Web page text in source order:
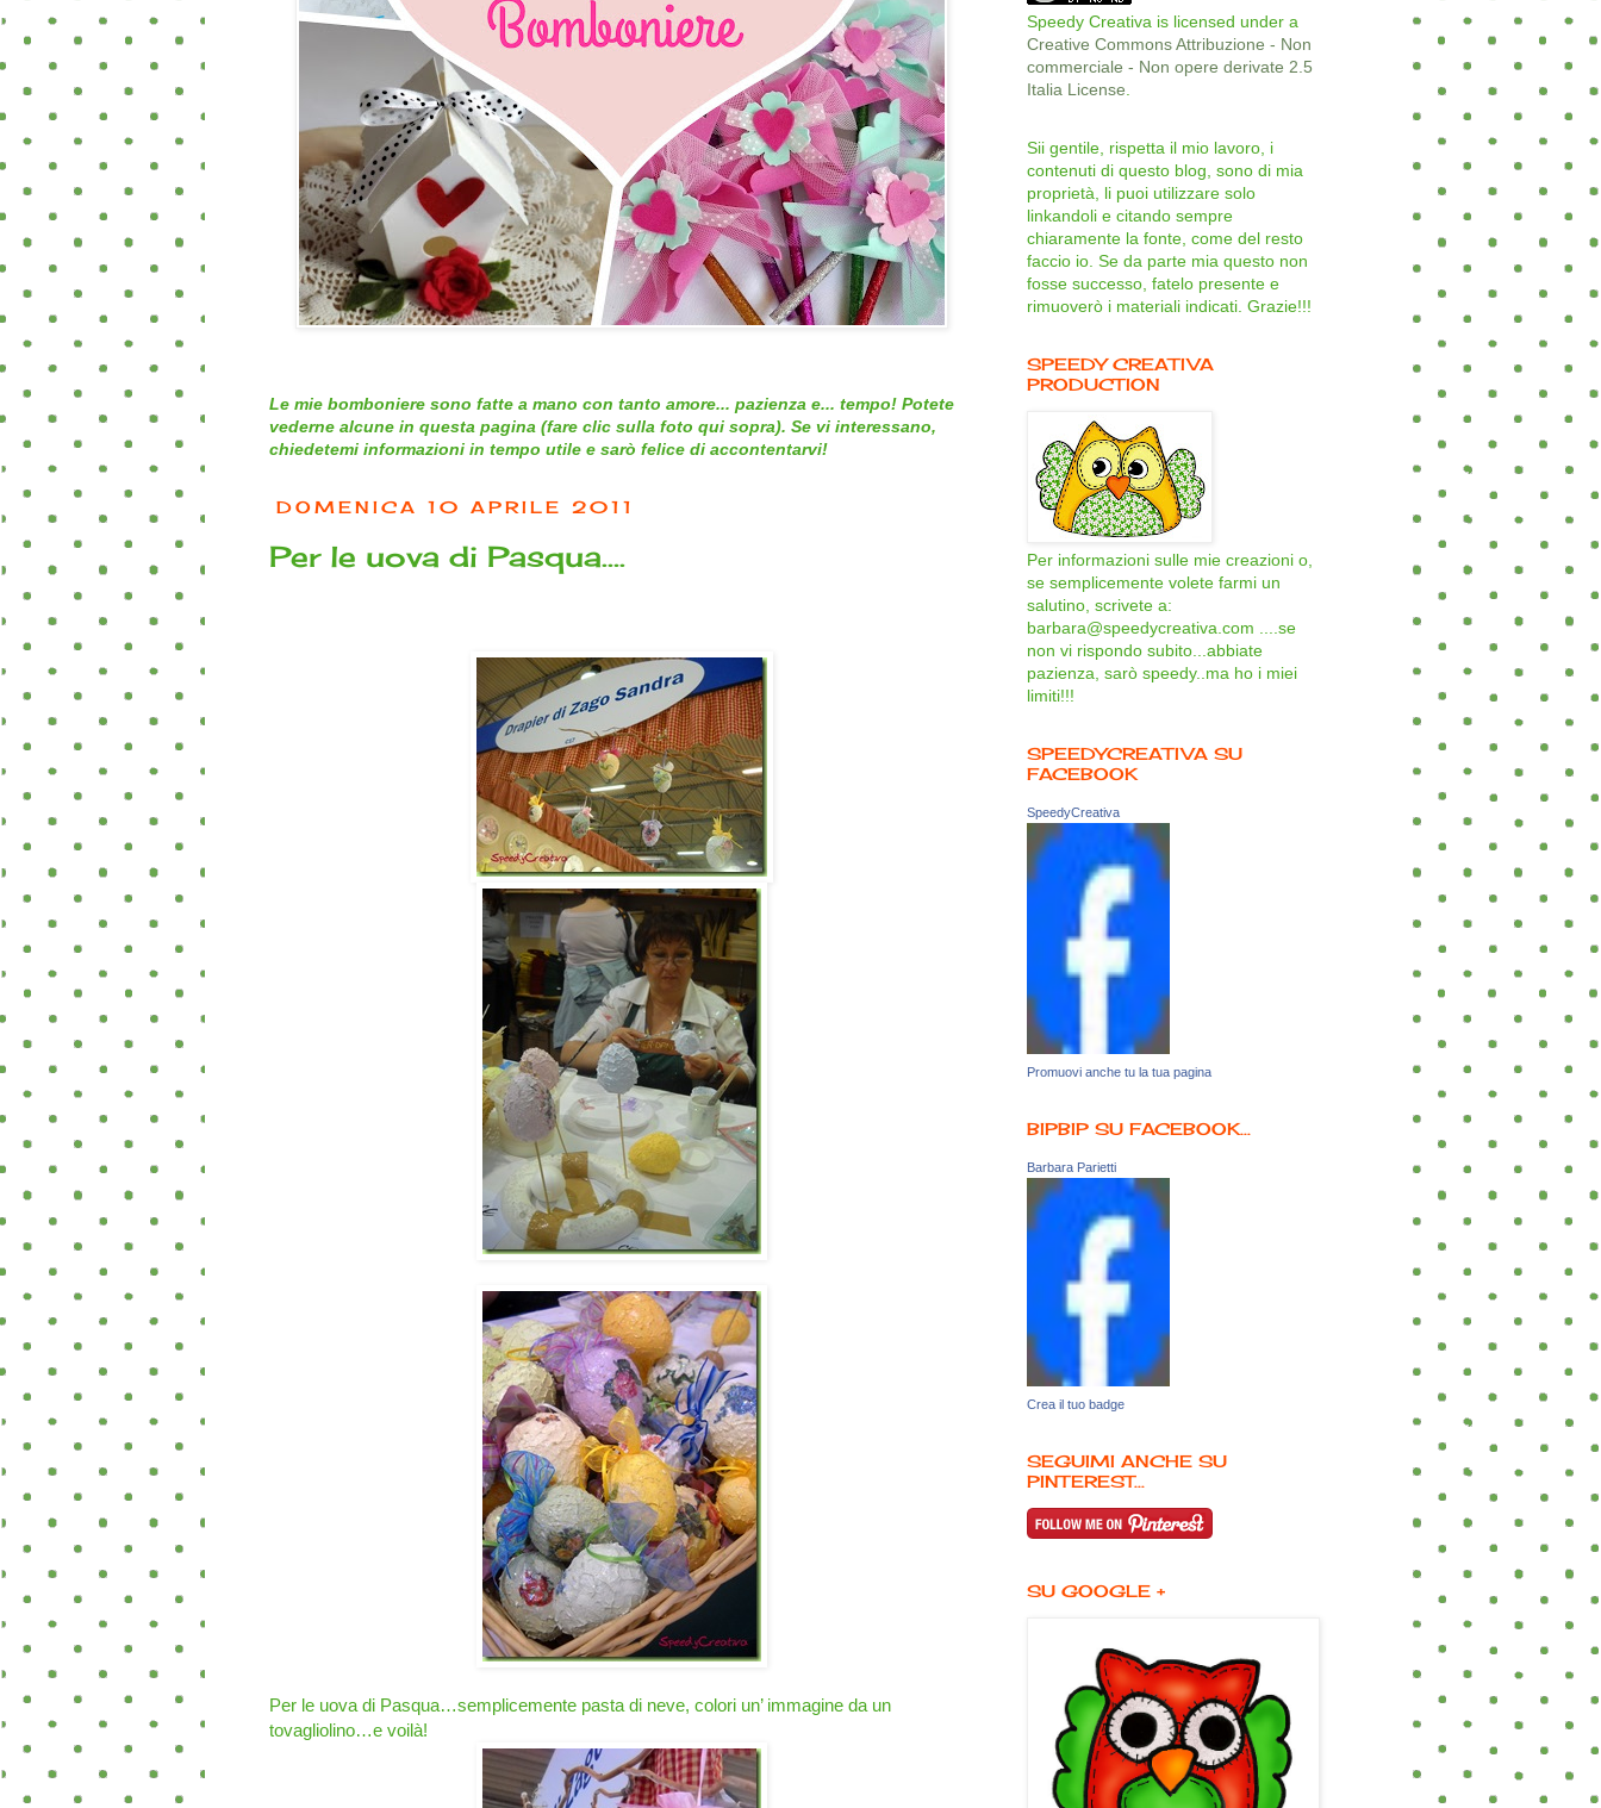
Le mie bomboniere sono fatte a mano con tanto amore... pazienza e... tempo! Potete
vederne alcune in questa pagina (fare clic sulla foto qui sopra). Se vi interessano,
chiedetemi informazioni in tempo utile e sarò felice di accontentarvi!
DOMENICA 10 APRILE 2011
Per le uova di Pasqua….
Per le uova di Pasqua…semplicemente pasta di neve, colori un’ immagine da un
tovagliolino…e voilà!
Speedy Creativa is licensed under a
Creative Commons Attribuzione - Non
commerciale - Non opere derivate 2.5
Italia License
Sii gentile, rispetta il mio lavoro, i
contenuti di questo blog, sono di mia
proprietà, li puoi utilizzare solo
linkandoli e citando sempre
chiaramente la fonte, come del resto
faccio io. Se da parte mia questo non
fosse successo, fatelo presente e
rimuoverò i materiali indicati. Grazie!!!
SPEEDY CREATIVA
PRODUCTION
Per informazioni sulle mie creazioni o,
se semplicemente volete farmi un
salutino, scrivete a:
barbara@speedycreativa.com ....se
non vi rispondo subito...abbiate
pazienza, sarò speedy..ma ho i miei
limiti!!!
SPEEDYCREATIVA SU
FACEBOOK
SpeedyCreativa
Promuovi anche tu la tua pagina
BIPBIP SU FACEBOOK...
Barbara Parietti
Crea il tuo badge
SEGUIMI ANCHE SU
PINTEREST...
SU GOOGLE +